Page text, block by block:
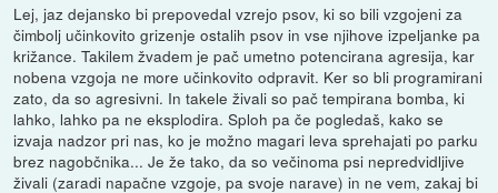
Lej, jaz dejansko bi prepovedal vzrejo psov, ki so bili vzgojeni za
čimbolj učinkovito grizenje ostalih psov in vse njihove izpeljanke pa
križance. Takilem žvadem je pač umetno potencirana agresija, kar
nobena vzgoja ne more učinkovito odpravit. Ker so bli programirani
zato, da so agresivni. In takele živali so pač tempirana bomba, ki
lahko, lahko pa ne eksplodira. Sploh pa če pogledaš, kako se
izvaja nadzor pri nas, ko je možno magari leva sprehajati po parku
brez nagobčnika... Je že tako, da so večinoma psi nepredvidljive
živali (zaradi napačne vzgoje, pa svoje narave) in ne vem, zakaj bi